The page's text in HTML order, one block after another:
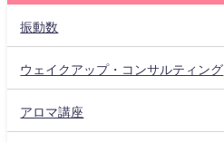
振動数
ウェイクアップ・コンサルティング
アロマ講座